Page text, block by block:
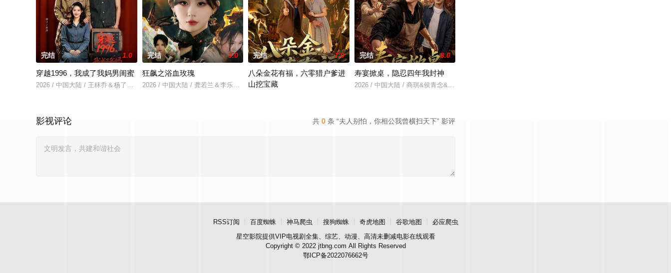
完结 1.0
穿越1996，我成了我妈男闺蜜
2026 / 中国大陆 / 王秝乔＆杨了＆上官筠杰
完结 3.0
狂飙之浴血玫瑰
2026 / 中国大陆 / 龚若兰＆李乐天＆聂杨＆周梓言
完结 7.0
八朵金花有福，六零猎户爹进
山挖宝藏
完结 8.0
寿宴掀桌，隐忍四年我封神
2026 / 中国大陆 / 商琪&侯青念&孙嘉欣
共 0 条 “夫人别怕，你相公我曾横扫天下” 影评
影视评论
RSS订阅 百度蜘蛛 神马爬虫 搜狗蜘蛛 奇虎地图 谷歌地图
必应爬虫
星空影院提供VIP电视剧全集、综艺、动漫、高清未删减电影在线观看
Copyright © 2022 jtbng.com All Rights Reserved
鄂ICP备2022076662号